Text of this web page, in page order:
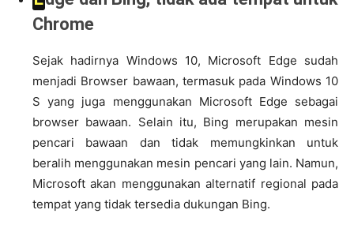
Chrome
Sejak hadirnya Windows 10, Microsoft Edge sudah
menjadi Browser bawaan, termasuk pada Windows 10
S yang juga menggunakan Microsoft Edge sebagai
browser bawaan. Selain itu, Bing merupakan mesin
pencari bawaan dan tidak memungkinkan untuk
beralih menggunakan mesin pencari yang lain. Namun,
Microsoft akan menggunakan alternatif regional pada
tempat yang tidak tersedia dukungan Bing.